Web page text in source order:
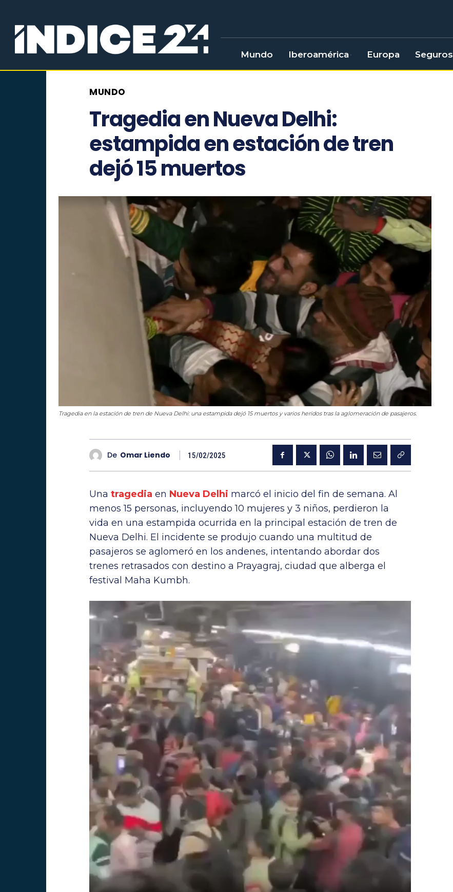
Mundo Iberoamérica Europa Seguros
MUNDO
Tragedia en Nueva Delhi:
estampida en estación de tren
dejó 15 muertos
Tragedia en la estación de tren de Nueva Delhi: una estampida dejó 15 muertos y varios heridos tras la aglomeración de pasajeros.
De Omar Liendo 15/02/2025
Una tragedia en Nueva Delhi marcó el inicio del fin de semana. Al
menos 15 personas, incluyendo 10 mujeres y 3 niños, perdieron la
vida en una estampida ocurrida en la principal estación de tren de
Nueva Delhi. El incidente se produjo cuando una multitud de
pasajeros se aglomeró en los andenes, intentando abordar dos
trenes retrasados con destino a Prayagraj, ciudad que alberga el
festival Maha Kumbh.